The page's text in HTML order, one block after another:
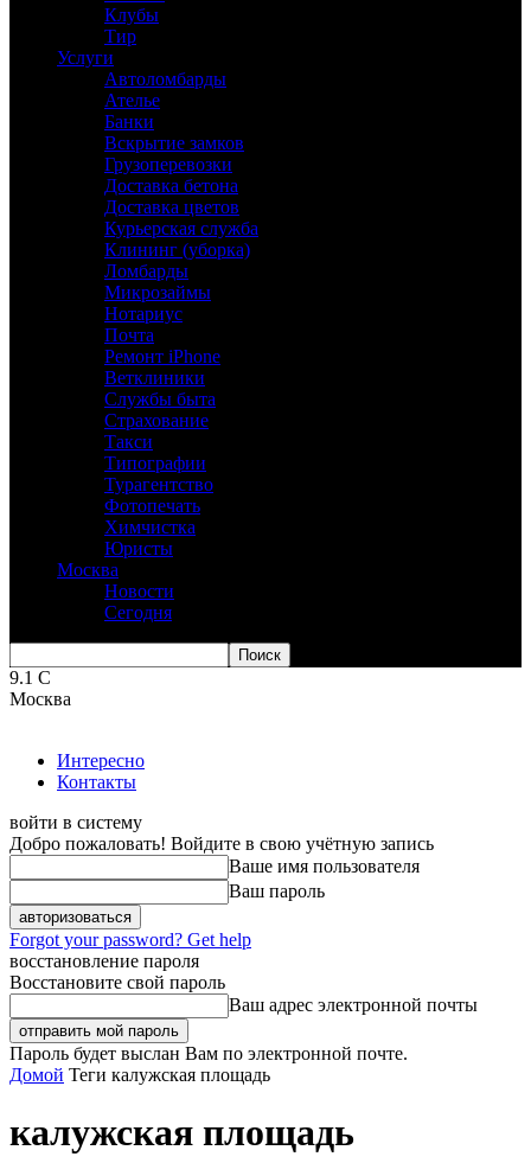
Клубы
Тир
Услуги
Автоломбарды
Ателье
Банки
Вскрытие замков
Грузоперевозки
Доставка бетона
Доставка цветов
Курьерская служба
Клининг (уборка)
Ломбарды
Микрозаймы
Нотариус
Почта
Ремонт iPhone
Ветклиники
Службы быта
Страхование
Такси
Типографии
Турагентство
Фотопечать
Химчистка
Юристы
Москва
Новости
Сегодня
9.1 C
Москва
Интересно
Контакты
войти в систему
Добро пожаловать! Войдите в свою учётную запись
Ваше имя пользователя
Ваш пароль
Forgot your password? Get help
восстановление пароля
Восстановите свой пароль
Ваш адрес электронной почты
Пароль будет выслан Вам по электронной почте.
Домой Теги калужская площадь
калужская площадь